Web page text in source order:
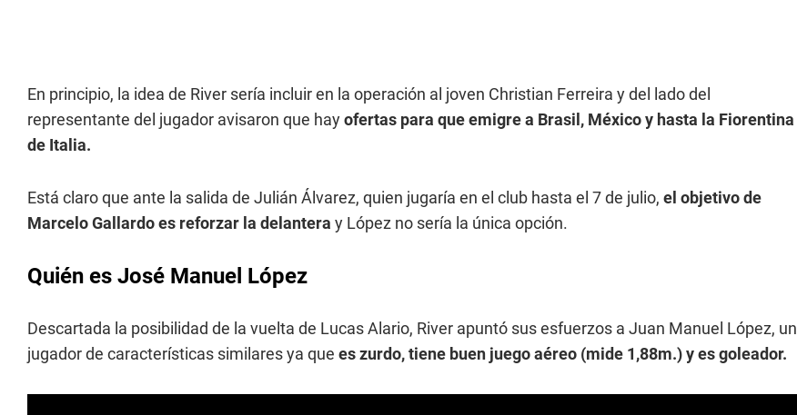
En principio, la idea de River sería incluir en la operación al joven Christian Ferreira y del lado del
representante del jugador avisaron que hayofertas para que emigre a Brasil, México y hasta la Fiorentina
de Italia.
Está claro que ante la salida de Julián Álvarez, quien jugaría en el club hasta el 7 de julio, el objetivo de
Marcelo Gallardo es reforzar la delantera y López no sería la única opción.
Quién es José Manuel López
Descartada la posibilidad de la vuelta de Lucas Alario, River apuntó sus esfuerzos a Juan Manuel López, un
jugador de características similares ya que es zurdo, tiene buen juego aéreo (mide 1,88m.) y es goleador.